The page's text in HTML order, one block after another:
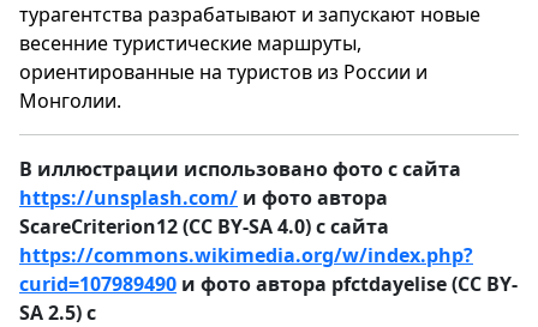
турагентства разрабатывают и запускают новые
весенние туристические маршруты,
ориентированные на туристов из России и
Монголии.
В иллюстрации использовано фото с сайта
https://unsplash.com/ и фото автора
ScareCriterion12 (CC BY-SA 4.0) с сайта
https://commons.wikimedia.org/w/index.php?
curid=107989490 и фото автора pfctdayelise (CC BY-
SA 2.5) с